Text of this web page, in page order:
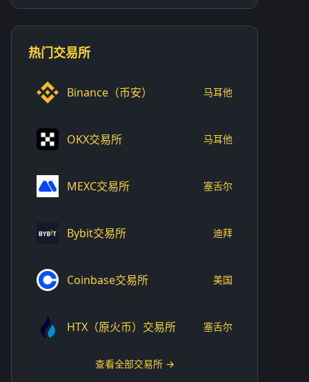
热门交易所
Binance（币安） 马耳他
OKX交易所 马耳他
MEXC交易所 塞舌尔
Bybit交易所 迪拜
Coinbase交易所 美国
HTX（原火币）交易所 塞舌尔
查看全部交易所 →